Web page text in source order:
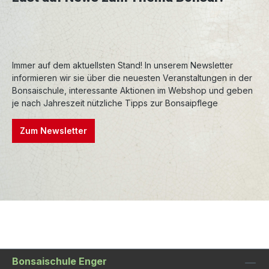
Immer auf dem aktuellsten Stand! In unserem Newsletter
informieren wir sie über die neuesten Veranstaltungen in der
Bonsaischule, interessante Aktionen im Webshop und geben
je nach Jahreszeit nützliche Tipps zur Bonsaipflege
Zum Newsletter
Bonsaischule Enger